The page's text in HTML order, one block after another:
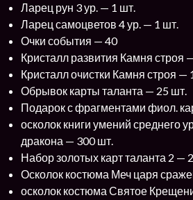
Ларец рун 3 ур. — 1 шт.
Ларец самоцветов 4 ур. — 1 шт.
Очки события — 40
Кристалл развития Камня строя
Кристалл очистки Камня строя —
Обрывок карты таланта — 25 шт.
Подарок с фрагментами фиол.
осколок книги умений среднего
дракона — 300 шт.
Набор золотых карт таланта 2 —
Осколок костюма Меч царя
осколок костюма Святое